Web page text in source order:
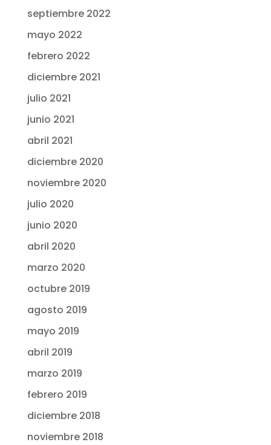
septiembre 2022
mayo 2022
febrero 2022
diciembre 2021
julio 2021
junio 2021
abril 2021
diciembre 2020
noviembre 2020
julio 2020
junio 2020
abril 2020
marzo 2020
octubre 2019
agosto 2019
mayo 2019
abril 2019
marzo 2019
febrero 2019
diciembre 2018
noviembre 2018